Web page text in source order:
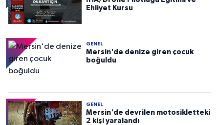
Ehliyet Kursu
GENEL
Mersin'de denize giren çocuk
boğuldu
GENEL
Mersin'de devrilen motosikletteki
2 kişi yaralandı